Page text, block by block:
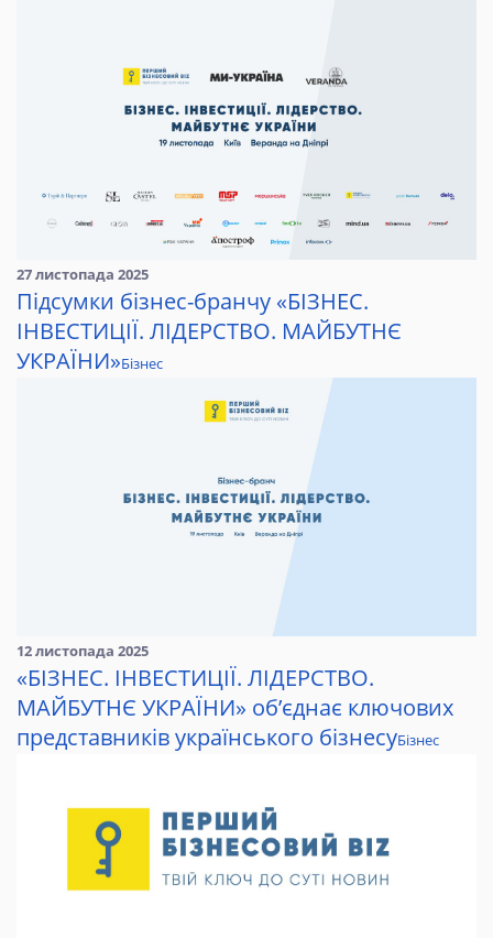
27 листопада 2025
Підсумки бізнес-бранчу «БІЗНЕС.
ІНВЕСТИЦІЇ. ЛІДЕРСТВО. МАЙБУТНЄ
УКРАЇНИ»Бізнес
12 листопада 2025
«БІЗНЕС. ІНВЕСТИЦІЇ. ЛІДЕРСТВО.
МАЙБУТНЄ УКРАЇНИ» об’єднає ключових
представників українського бізнесуБізнес